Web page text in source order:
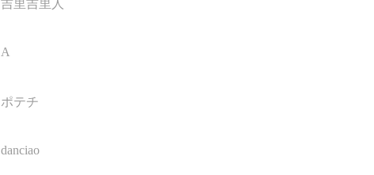
吉里吉里人
A
ポテチ
danciao